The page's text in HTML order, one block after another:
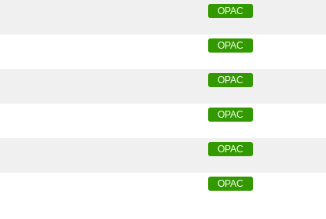
OPAC
OPAC
OPAC
OPAC
OPAC
OPAC